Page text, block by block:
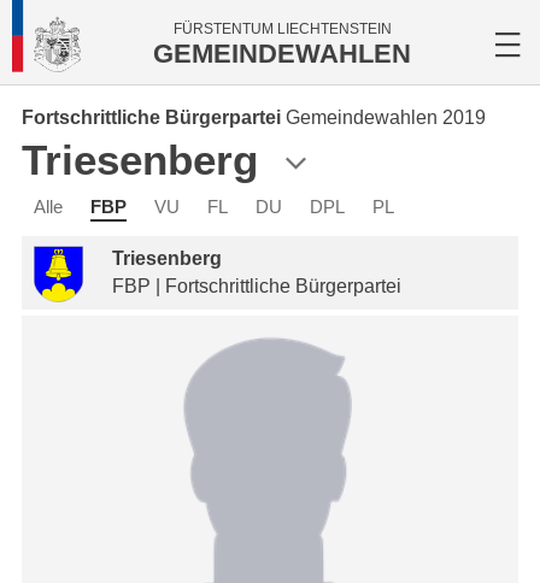
FÜRSTENTUM LIECHTENSTEIN
GEMEINDEWAHLEN
Fortschrittliche Bürgerpartei Gemeindewahlen 2019
Triesenberg
Alle FBP VU FL DU DPL PL
Triesenberg
FBP | Fortschrittliche Bürgerpartei